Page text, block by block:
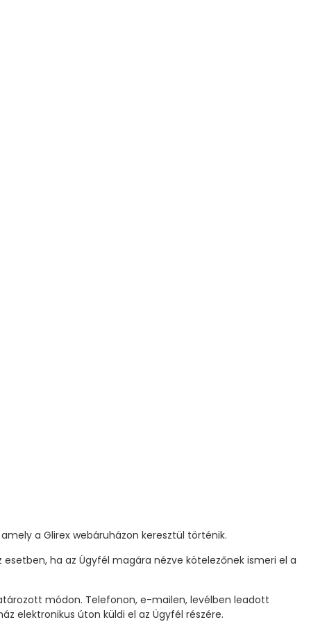
a Glirex webáruházon keresztül történik.
ha az Ügyfél magára nézve kötelezőnek ismeri el a
módon. Telefonon, e-mailen, levélben leadott
elektronikus úton küldi el az Ügyfél részére.